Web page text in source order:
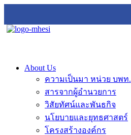
About Us
ความเป็นมา หน่วย บพท.
สารจากผู้อำนวยการ
วิสัยทัศน์และพันธกิจ
นโยบายและยุทธศาสตร์
โครงสร้างองค์กร